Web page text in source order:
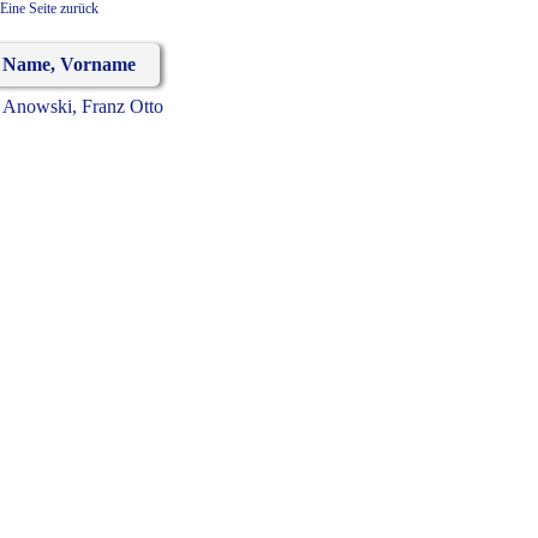
Eine Seite zurück
Name, Vorname
Anowski, Franz Otto